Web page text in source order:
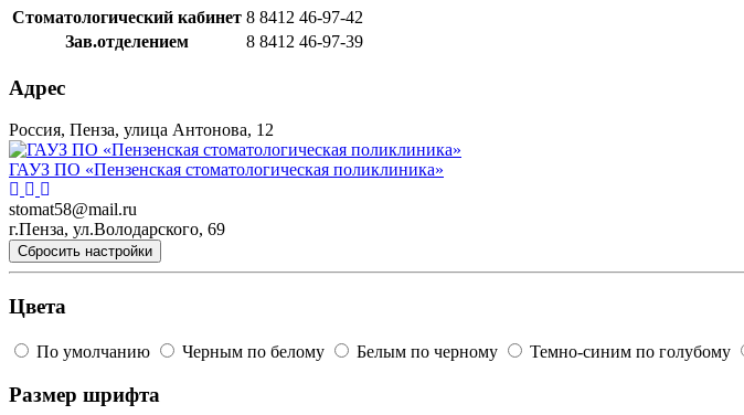
Стоматологический кабинет 8 8412 46-97-42
Зав.отделением
8 8412 46-97-39
Адрес
Россия, Пенза, улица Антонова, 12
ГАУЗ ПО «Пензенская стоматологическая поликлиника»
stomat58@mail.ru
г.Пенза, ул.Володарского, 69
Сбросить настройки
Цвета
По умолчанию Черным по белому Белым по черному Темно-синим по голубому
Размер шрифта